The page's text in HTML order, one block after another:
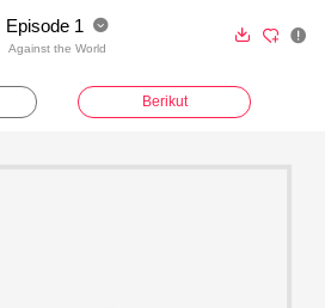
Episode 1 
Against the World
  
Berikut